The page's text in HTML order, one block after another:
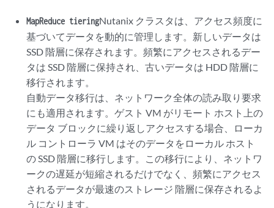
MapReduce tieringNutanix クラスタは、アクセス頻度に
基づいてデータを動的に管理します。新しいデータは
SSD 階層に保存されます。頻繁にアクセスされるデー
タは SSD 階層に保持され、古いデータは HDD 階層に
移行されます。
自動データ移行は、ネットワーク全体の読み取り要求
にも適用されます。ゲスト VM がリモート ホスト上の
データ ブロックに繰り返しアクセスする場合、ローカ
ル コントローラ VM はそのデータをローカル ホスト
の SSD 階層に移行します。この移行により、ネットワ
ークの遅延が短縮されるだけでなく、頻繁にアクセス
されるデータが最速のストレージ 階層に保存されるよ
うになります。